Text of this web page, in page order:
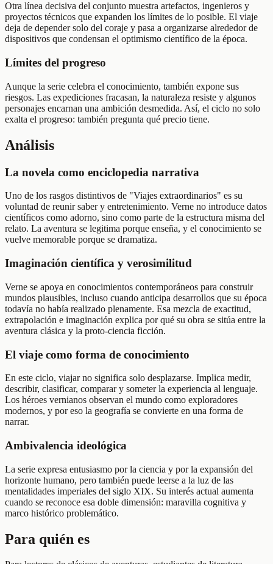
Otra línea decisiva del conjunto muestra artefactos, ingenieros y
proyectos técnicos que expanden los límites de lo posible. El viaje
deja de depender solo del coraje y pasa a organizarse alrededor de
dispositivos que condensan el optimismo científico de la época.
Límites del progreso
Aunque la serie celebra el conocimiento, también expone sus
riesgos. Las expediciones fracasan, la naturaleza resiste y algunos
personajes encarnan una ambición desmedida. Así, el ciclo no solo
exalta el progreso: también pregunta qué precio tiene.
Análisis
La novela como enciclopedia narrativa
Uno de los rasgos distintivos de "Viajes extraordinarios" es su
voluntad de reunir saber y entretenimiento. Verne no introduce datos
científicos como adorno, sino como parte de la estructura misma del
relato. La aventura se legitima porque enseña, y el conocimiento se
vuelve memorable porque se dramatiza.
Imaginación científica y verosimilitud
Verne se apoya en conocimientos contemporáneos para construir
mundos plausibles, incluso cuando anticipa desarrollos que su época
todavía no había realizado plenamente. Esa mezcla de exactitud,
extrapolación e imaginación explica por qué su obra se sitúa entre la
aventura clásica y la proto-ciencia ficción.
El viaje como forma de conocimiento
En este ciclo, viajar no significa solo desplazarse. Implica medir,
describir, clasificar, comparar y someter la experiencia al lenguaje.
Los héroes vernianos observan el mundo como exploradores
modernos, y por eso la geografía se convierte en una forma de
narrar.
Ambivalencia ideológica
La serie expresa entusiasmo por la ciencia y por la expansión del
horizonte humano, pero también puede leerse a la luz de las
mentalidades imperiales del siglo XIX. Su interés actual aumenta
cuando se reconoce esa doble dimensión: maravilla cognitiva y
marco histórico problemático.
Para quién es